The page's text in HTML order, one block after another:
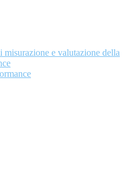
misurazione e valutazione della